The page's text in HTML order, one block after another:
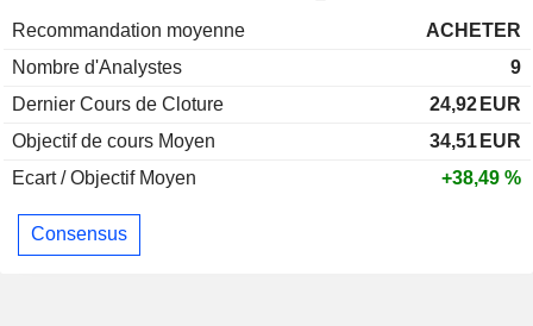
Recommandation moyenne
ACHETER
Nombre d'Analystes
9
Dernier Cours de Cloture
24,92 EUR
Objectif de cours Moyen
34,51 EUR
Ecart / Objectif Moyen
+38,49 %
Consensus